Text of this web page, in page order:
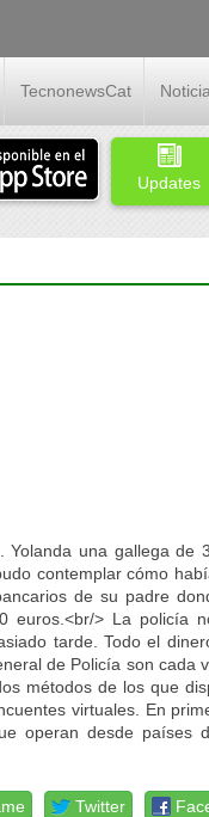
TecnonewsCat
Updates
Yolanda una gallega de
contemplar cómo
de su padre
euros.<br/> La policía
tarde. Todo el
de Policía son cada
métodos de los que
virtuales. En
operan desde países
Twitter